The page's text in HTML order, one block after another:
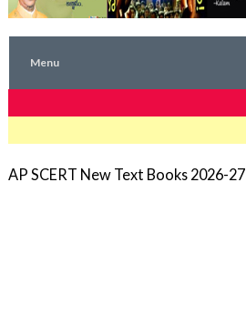
Menu
AP SCERT New Text Books 2026-27